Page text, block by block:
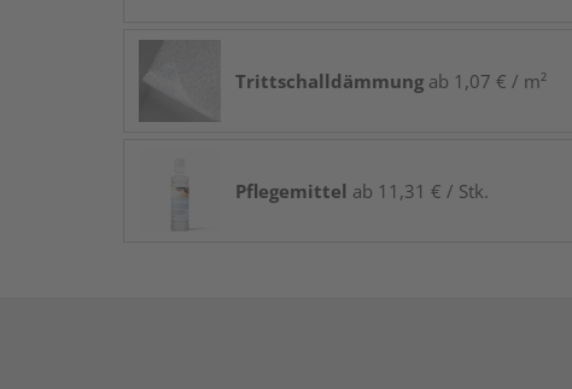
Trittschalldämmung ab 1,07 € / m²
Pflegemittel ab 11,31 € / Stk.